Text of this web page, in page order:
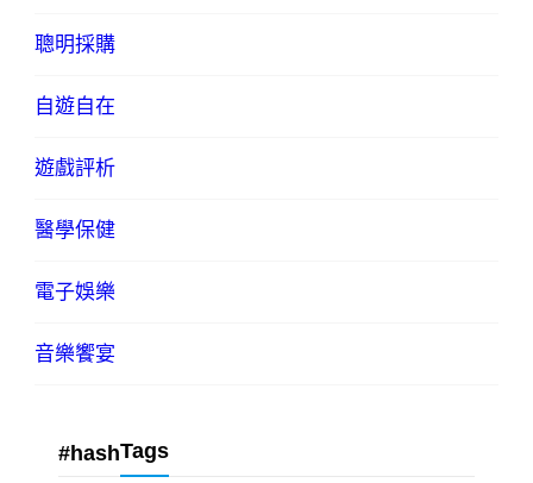
聰明採購
自遊自在
遊戲評析
醫學保健
電子娛樂
音樂饗宴
#hashTags